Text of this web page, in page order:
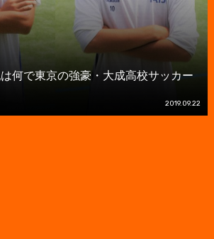
何で東京の強豪・大成高校サッカー
2019.09.22